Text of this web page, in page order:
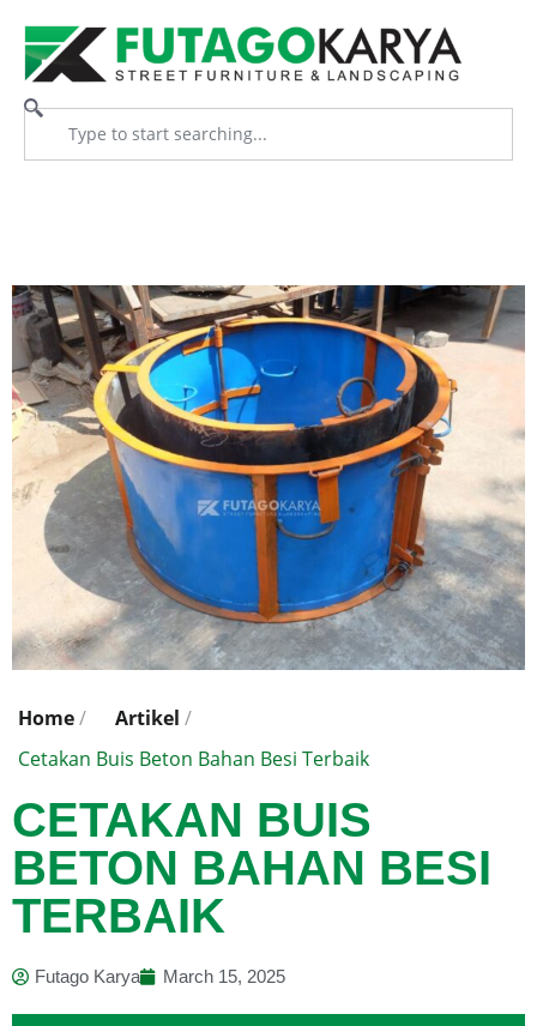
Home/ Artikel /
Cetakan Buis Beton Bahan Besi Terbaik
CETAKAN BUIS
BETON BAHAN BESI
TERBAIK
Futago Karya March 15, 2025